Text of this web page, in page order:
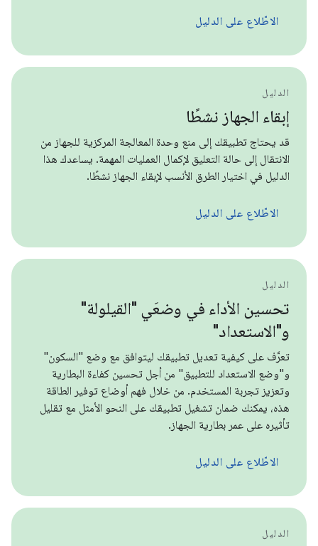
الاطّلاع على الدليل
الدليل
إبقاء الجهاز نشطًا
قد يحتاج تطبيقك إلى منع وحدة المعالجة المركزية للجهاز من
الانتقال إلى حالة التعليق لإكمال العمليات المهمة. يساعدك هذا
الدليل في اختيار الطرق الأنسب لإبقاء الجهاز نشطًا.
الاطّلاع على الدليل
الدليل
تحسين الأداء في وضعَي "القيلولة"
و"الاستعداد"
تعرَّف على كيفية تعديل تطبيقك ليتوافق مع وضع "السكون"
و"وضع الاستعداد للتطبيق" من أجل تحسين كفاءة البطارية
وتعزيز تجربة المستخدم. من خلال فهم أوضاع توفير الطاقة
هذه، يمكنك ضمان تشغيل تطبيقك على النحو الأمثل مع تقليل
تأثيره على عمر بطارية الجهاز.
الاطّلاع على الدليل
الدليل